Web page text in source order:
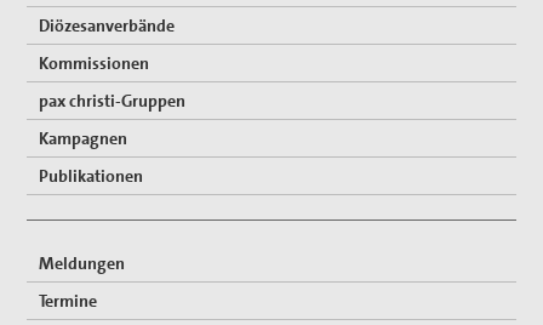
Diözesanverbände
Kommissionen
pax christi-Gruppen
Kampagnen
Publikationen
Meldungen
Termine